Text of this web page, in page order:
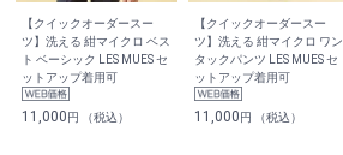
【クイックオーダースー
ツ】洗える 紺マイクロ ベス
ト ベーシック LES MUES セ
ットアップ着用可
11,000円 （税込）
【クイックオーダースー
ツ】洗える 紺マイクロ ワン
タックパンツ LES MUES セ
ットアップ着用可
11,000円 （税込）